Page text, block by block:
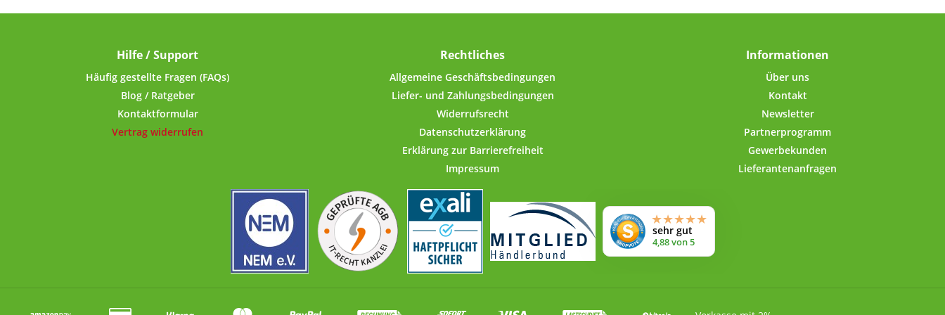
lässt sich ohne
Kraftanstrengung öffnen und
schließen. Der umgerollte
Rand mit eingespritzter PVC-
freier Dichtung im Deckel-
Innenrand sorgt für
luftdichten Verschluss. Dank
Fassungsvermögen: 750
Verpackungseinheiten (z.B.
freier Dichtung im Deckel-
Innenrand sorgt für
luftdichten Verschluss. Dank
der lebensmittelechten
Dichtung geht kein Aroma
verloren.Für die Beschriftung
sind selbstklebende Etiketten
im Lieferumfang enthalten.
im Lieferumfang enthalten.
Technische
Daten:Lebensmittelechte
Nockendeckeldose aus
Elektrolyt-Weissblech,
Fassungsvermögen: 500
Hilfe / Support
Häufig gestellte Fragen (FAQs)
Blog / Ratgeber
Kontaktformular
Vertrag widerrufen
Rechtliches
Allgemeine Geschäftsbedingungen
Liefer- und Zahlungsbedingungen
Widerrufsrecht
Datenschutzerklärung
Erklärung zur Barrierefreiheit
Impressum
Informationen
Über uns
Kontakt
Newsletter
Partnerprogramm
Gewerbekunden
Lieferantenanfragen